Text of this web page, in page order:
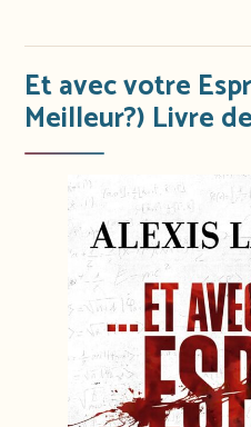
Et avec votre
Meilleur?) Livre